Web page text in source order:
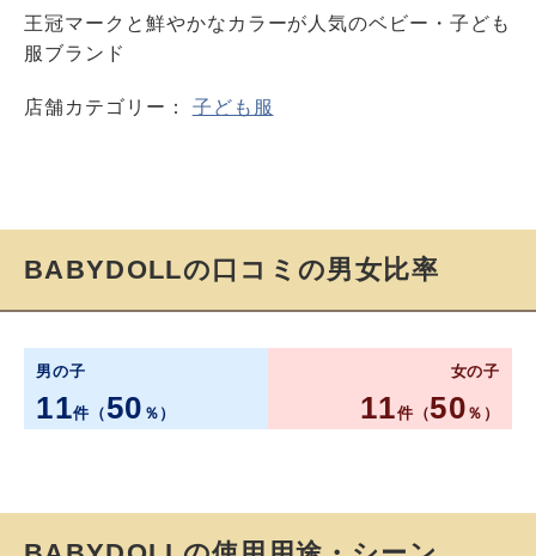
王冠マークと鮮やかなカラーが人気のベビー・子ども
服ブランド
店舗カテゴリー： 子ども服
BABYDOLLの口コミの男女比率
男の子
11件（ 50 ％）
女の子
11件（50 ％）